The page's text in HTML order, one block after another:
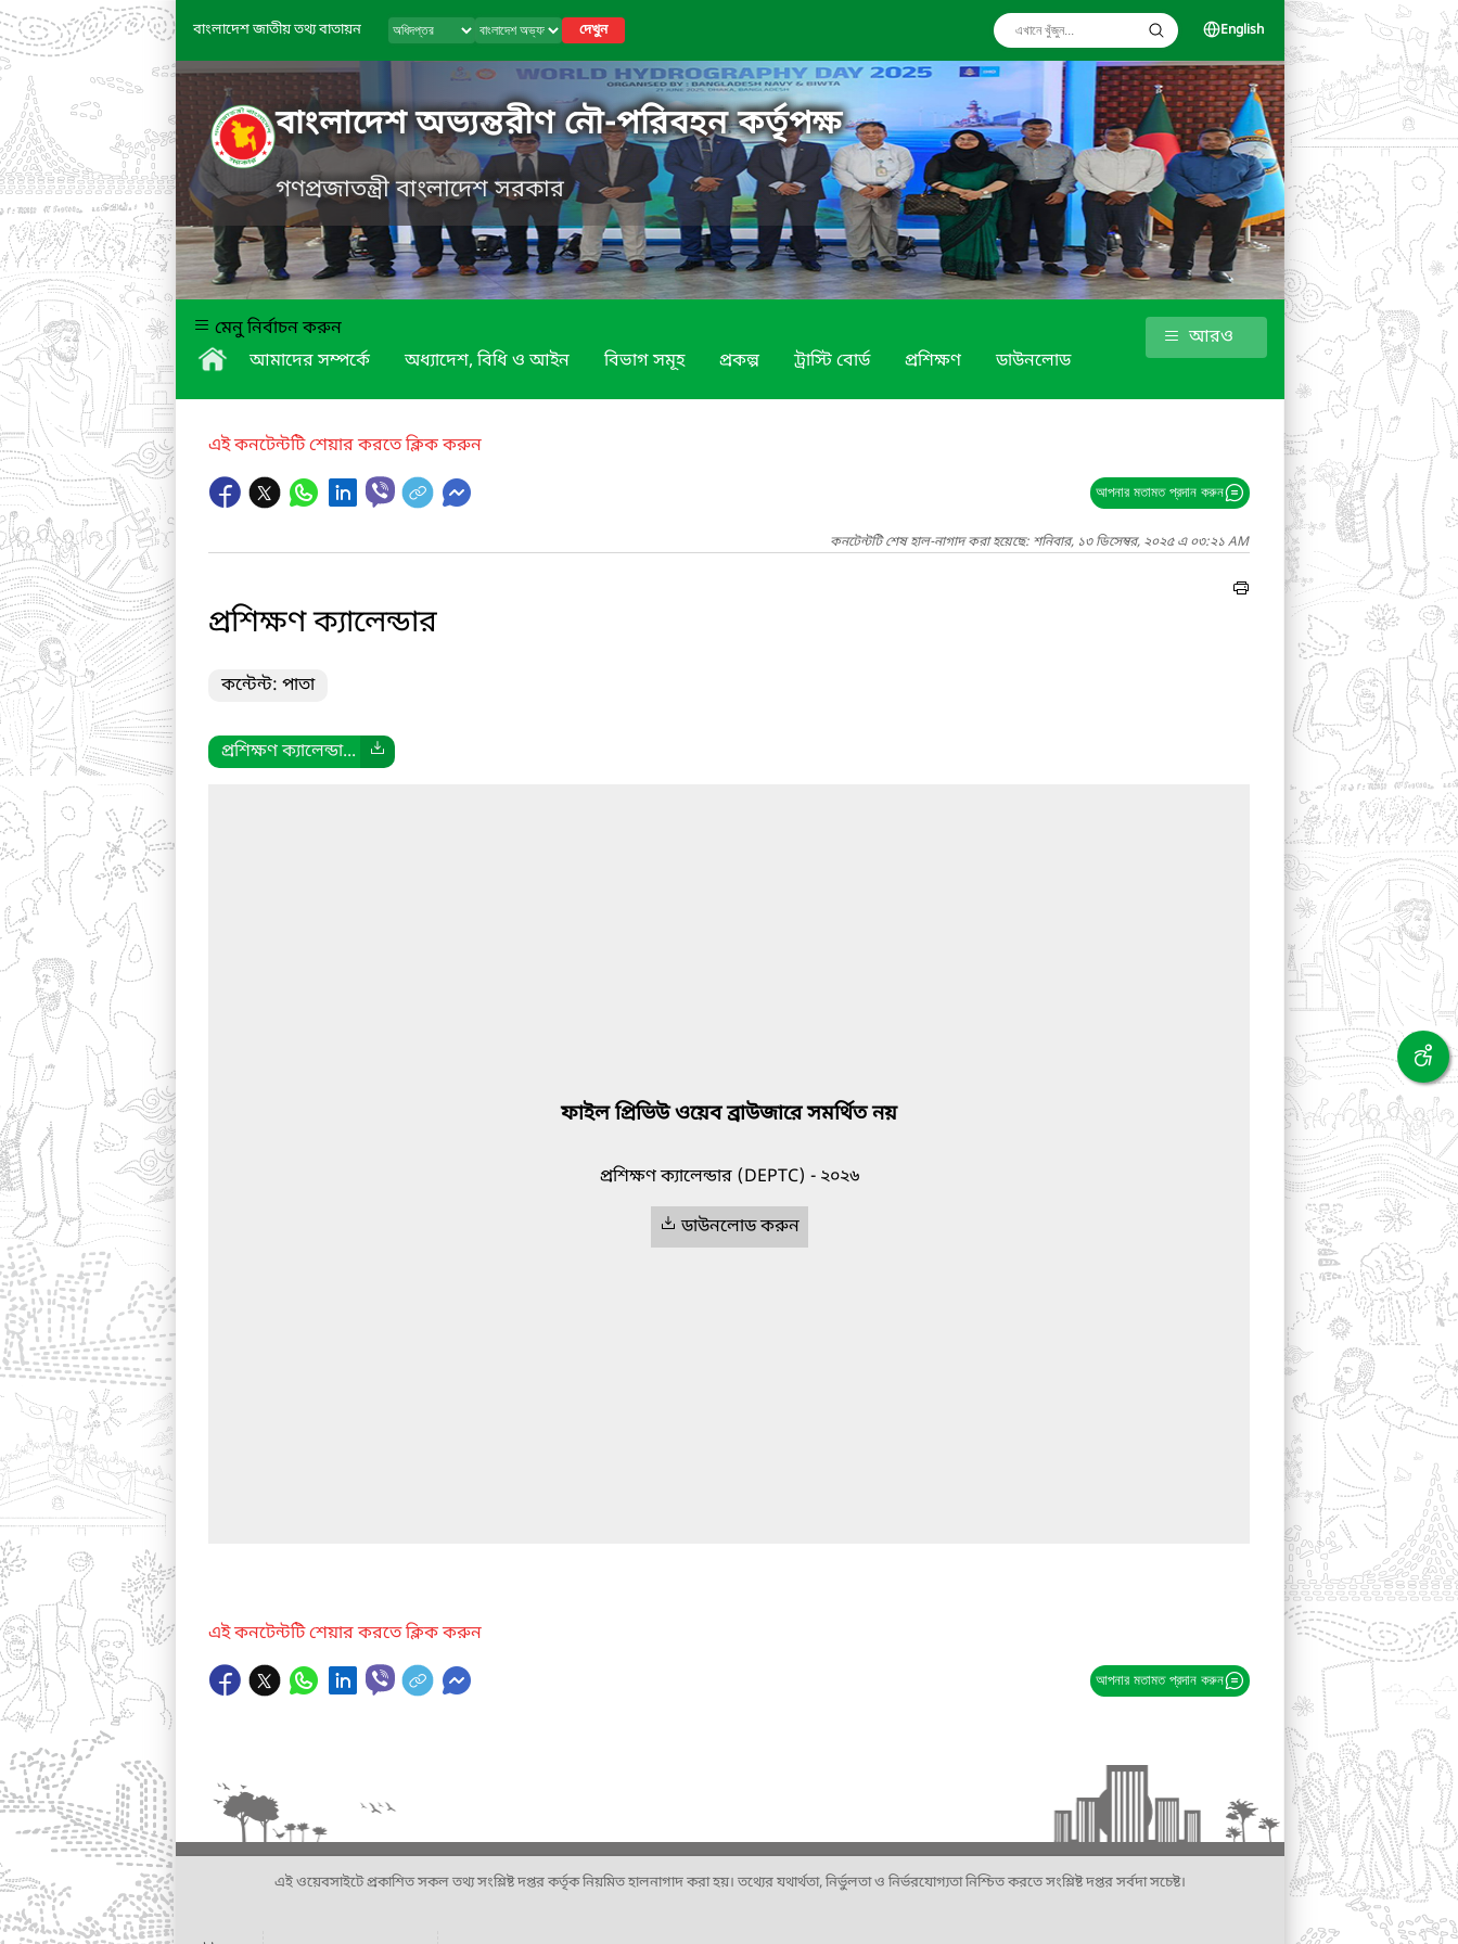
বাংলাদেশ জাতীয় তথ্য বাতায়ন দেখুন English
বাংলাদেশ অভ্যন্তরীণ নৌ-পরিবহন কর্তৃপক্ষ
গণপ্রজাতন্ত্রী বাংলাদেশ সরকার
মেনু নির্বাচন করুন
আমাদের সম্পর্কে
অধ্যাদেশ, বিধি ও আইন বিভাগ সমূহ প্রকল্প ট্রাস্টি বোর্ড প্রশিক্ষণ ডাউনলোড
আরও
এই কনটেন্টটি শেয়ার করতে ক্লিক করুন
আপনার মতামত প্রদান করুন
কনটেন্টটি শেষ হাল-নাগাদ করা হয়েছে: শনিবার, ১৩ ডিসেম্বর, ২০২৫ এ ০৩:২১ AM
প্রশিক্ষণ ক্যালেন্ডার
কন্টেন্ট: পাতা
প্রশিক্ষণ ক্যালেন্ডা...
ফাইল প্রিভিউ ওয়েব ব্রাউজারে সমর্থিত নয়
প্রশিক্ষণ ক্যালেন্ডার (DEPTC) - ২০২৬
ডাউনলোড করুন
এই কনটেন্টটি শেয়ার করতে ক্লিক করুন
আপনার মতামত প্রদান করুন
এই ওয়েবসাইটে প্রকাশিত সকল তথ্য সংশ্লিষ্ট দপ্তর কর্তৃক নিয়মিত হালনাগাদ করা হয়। তথ্যের যথার্থতা, নির্ভুলতা ও নির্ভরযোগ্যতা নিশ্চিত করতে সংশ্লিষ্ট দপ্তর সর্বদা সচেষ্ট।